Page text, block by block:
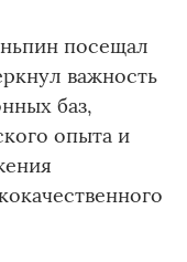
посещал
важность
баз,
опыта и